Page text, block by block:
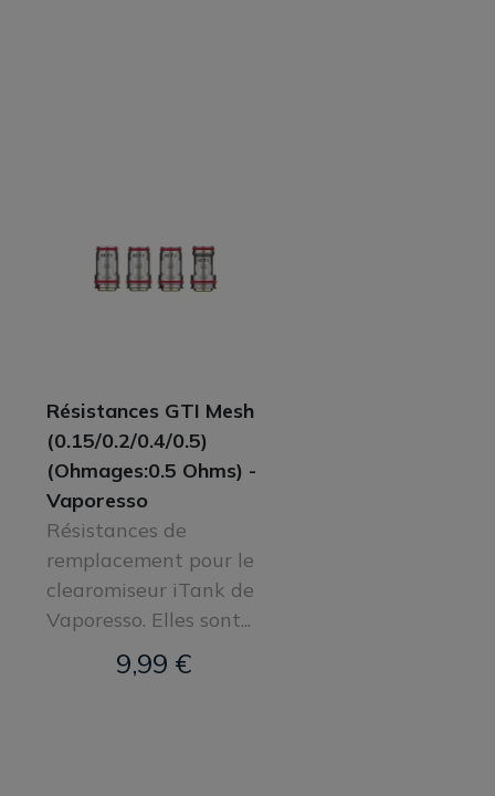
Résistances GTI Mesh
(0.15/0.2/0.4/0.5)
(Ohmages:0.5 Ohms) -
Vaporesso
Résistances de
remplacement pour le
clearomiseur iTank de
Vaporesso. Elles sont...
9,99 €